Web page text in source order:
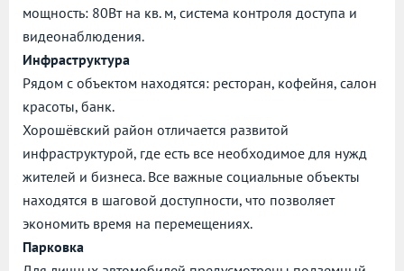
мощность: 80Вт на кв. м, система контроля доступа и
видеонаблюдения.
Инфраструктура
Рядом с объектом находятся: ресторан, кофейня, салон
красоты, банк.
Хорошёвский район отличается развитой
инфраструктурой, где есть все необходимое для нужд
жителей и бизнеса. Все важные социальные объекты
находятся в шаговой доступности, что позволяет
экономить время на перемещениях.
Парковка